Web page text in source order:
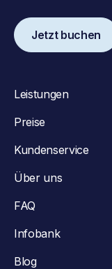
Jetzt buchen
Leistungen
Preise
Kundenservice
Über uns
FAQ
Infobank
Blog